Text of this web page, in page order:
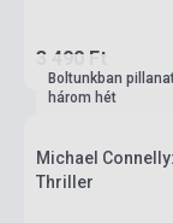
3 490 Ft
Boltunkban
három hét
Michael
Thriller